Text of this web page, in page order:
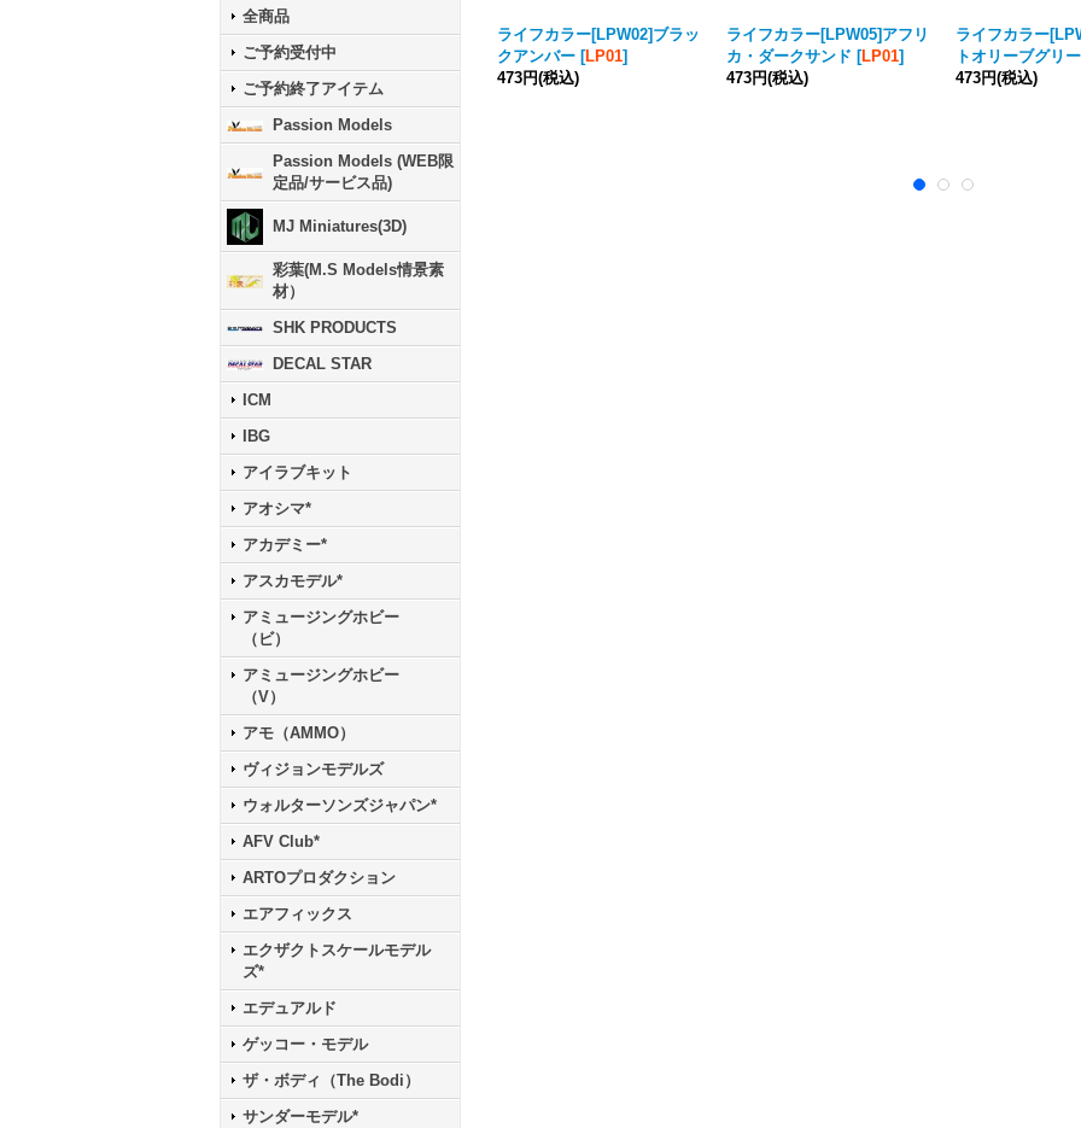
全商品
ご予約受付中
ご予約終了アイテム
Passion Models
Passion Models (WEB限
定品/サービス品)
MJ Miniatures(3D)
彩葉(M.S Models情景素
材）
SHK PRODUCTS
DECAL STAR
ICM
IBG
アイラブキット
アオシマ*
アカデミー*
アスカモデル*
アミュージングホビー
（ビ）
アミュージングホビー
（V）
アモ（AMMO）
ヴィジョンモデルズ
ウォルターソンズジャパン*
AFV Club*
ARTOプロダクション
エアフィックス
エクザクトスケールモデル
ズ*
エデュアルド
ゲッコー・モデル
ザ・ボディ（The Bodi）
サンダーモデル*
ライフカラー[LPW02]ブラッ
クアンバー [LP01]
473円(税込)
ライフカラー[LPW05]アフリ
カ・ダークサンド [LP01]
473円(税込)
ライフカラー
トオリーブグリ
473円(税込)